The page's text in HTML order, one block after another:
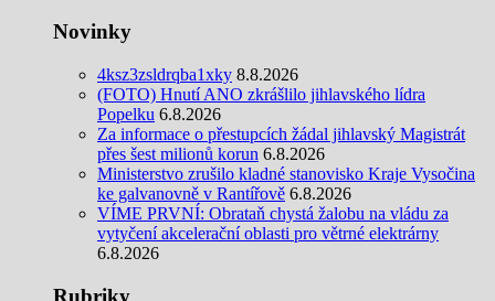
Novinky
4ksz3zsldrqba1xky 8.8.2026
(FOTO) Hnutí ANO zkrášlilo jihlavského lídra
Popelku 6.8.2026
Za informace o přestupcích žádal jihlavský Magistrát
přes šest milionů korun 6.8.2026
Ministerstvo zrušilo kladné stanovisko Kraje Vysočina
ke galvanovně v Rantířově 6.8.2026
VÍME PRVNÍ: Obrataň chystá žalobu na vládu za
vytyčení akcelerační oblasti pro větrné elektrárny
6.8.2026
Rubriky